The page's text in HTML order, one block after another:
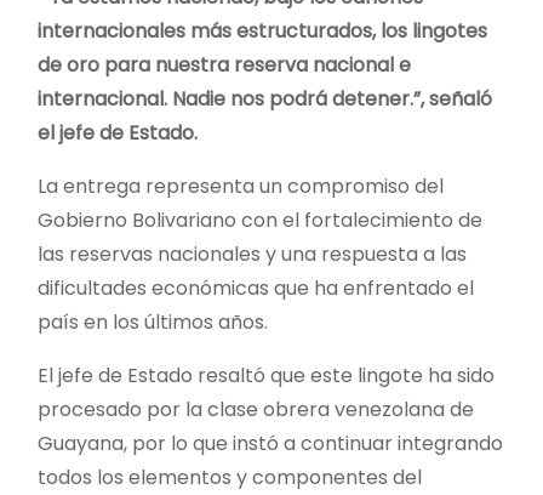
internacionales más estructurados, los lingotes
de oro para nuestra reserva nacional e
internacional. Nadie nos podrá detener.”, señaló
el jefe de Estado.
La entrega representa un compromiso del
Gobierno Bolivariano con el fortalecimiento de
las reservas nacionales y una respuesta a las
dificultades económicas que ha enfrentado el
país en los últimos años.
El jefe de Estado resaltó que este lingote ha sido
procesado por la clase obrera venezolana de
Guayana, por lo que instó a continuar integrando
todos los elementos y componentes del